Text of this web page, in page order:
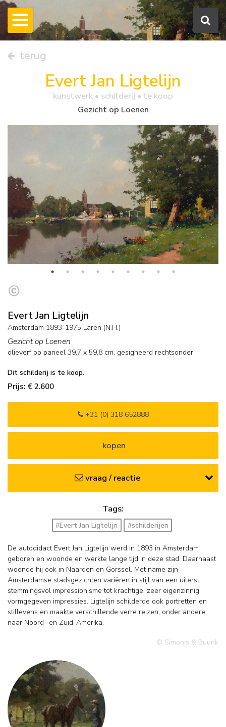
terug
Evert Jan Ligtelijn
kunstwerk • schilderij • te koop
Gezicht op Loenen
Evert Jan Ligtelijn
Amsterdam 1893-1975 Laren (N.H.)
Gezicht op Loenen
olieverf op paneel 39,7 x 59,8 cm, gesigneerd rechtsonder
Dit schilderij is te koop.
Prijs: € 2.600
+31 (0) 318 652888
kopen
vraag / reactie
Tags:
#Evert Jan Ligtelijn #schilderijen
De autodidact Evert Jan Ligtelijn werd in 1893 in Amsterdam
geboren en woonde en werkte lange tijd in deze stad. Daarnaast
woonde hij ook in Naarden en Gorssel. Met name zijn
Amsterdamse stadsgezichten variëren in stijl van een uiterst
stemmingsvol impressionisme tot krachtige, zeer eigenzinnig
vormgegeven impressies. Ligtelijn schilderde ook portretten en
stillevens en maakte verschillende verre reizen, onder andere
naar Noord- en Zuid-Amerika.
© Simonis & Buunk